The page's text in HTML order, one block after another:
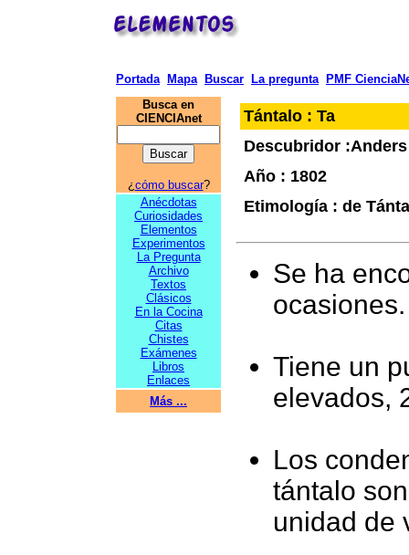
Portada Mapa Buscar La pregunta
PMF
Busca en
CIENCIAnet
¿ cómo buscar?
Anécdotas
Curiosidades
Elementos
Experimentos
La Pregunta
Archivo
Textos
Clásicos
En la Cocina
Citas
Chistes
Exámenes
Libros
Enlaces
Más ...
Tántalo : Ta
Descubridor
Año : 1802
Etimología : de
Se ha
ocasiones.
Tiene un
elevados,
Los
tántalo
unidad de